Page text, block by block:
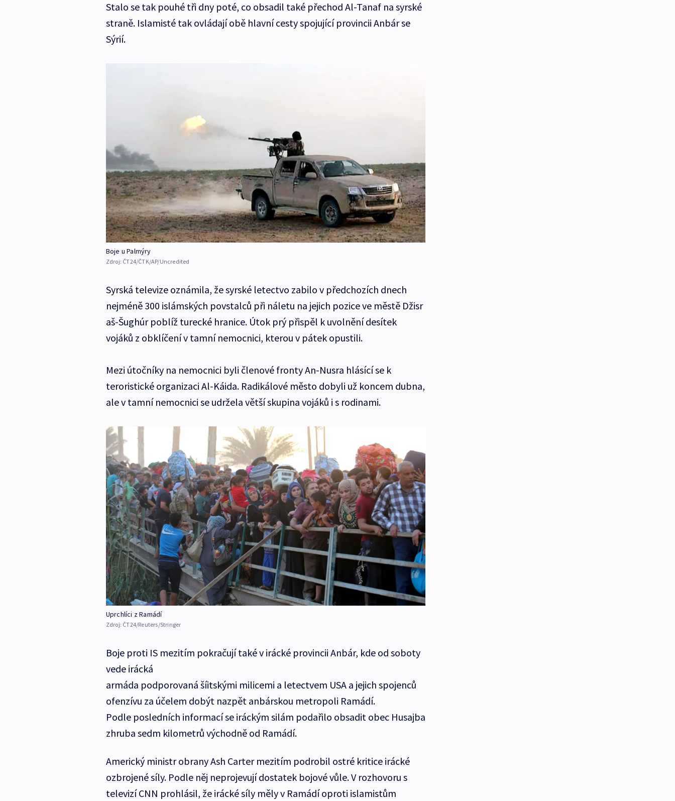
Stalo se tak pouhé tři dny poté, co obsadil také přechod Al-Tanaf na syrské
straně. Islamisté tak ovládají obě hlavní cesty spojující provincii Anbár se
Sýrií.
Boje u Palmýry
Zdroj: ČT24/ČTK/AP/Uncredited
Syrská televize oznámila, že syrské letectvo zabilo v předchozích dnech
nejméně 300 islámských povstalců při náletu na jejich pozice ve městě Džisr
aš-Šughúr poblíž turecké hranice. Útok prý přispěl k uvolnění desítek
vojáků z obklíčení v tamní nemocnici, kterou v pátek opustili.
Mezi útočníky na nemocnici byli členové fronty An-Nusra hlásící se k
teroristické organizaci Al-Káida. Radikálové město dobyli už koncem dubna,
ale v tamní nemocnici se udržela větší skupina vojáků i s rodinami.
Uprchlíci z Ramádí
Zdroj: ČT24/Reuters/Stringer
Boje proti IS mezitím pokračují také v irácké provincii Anbár, kde od soboty
vede irácká
armáda podporovaná šíitskými milicemi a letectvem USA a jejich spojenců
ofenzívu za účelem dobýt nazpět anbárskou metropoli Ramádí.
Podle posledních informací se iráckým silám podařilo obsadit obec Husajba
zhruba sedm kilometrů východně od Ramádí.
Americký ministr obrany Ash Carter mezitím podrobil ostré kritice irácké
ozbrojené síly. Podle něj neprojevují dostatek bojové vůle. V rozhovoru s
televizí CNN prohlásil, že irácké síly měly v Ramádí oproti islamistům